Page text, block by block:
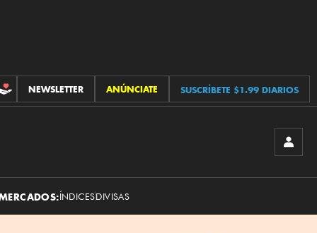
CONTRIBUCIONES
NEWSLETTER ANÚNCIATE SUSCRÍBETE $1.99 DIARIOS
ÍNDICESDIVISAS